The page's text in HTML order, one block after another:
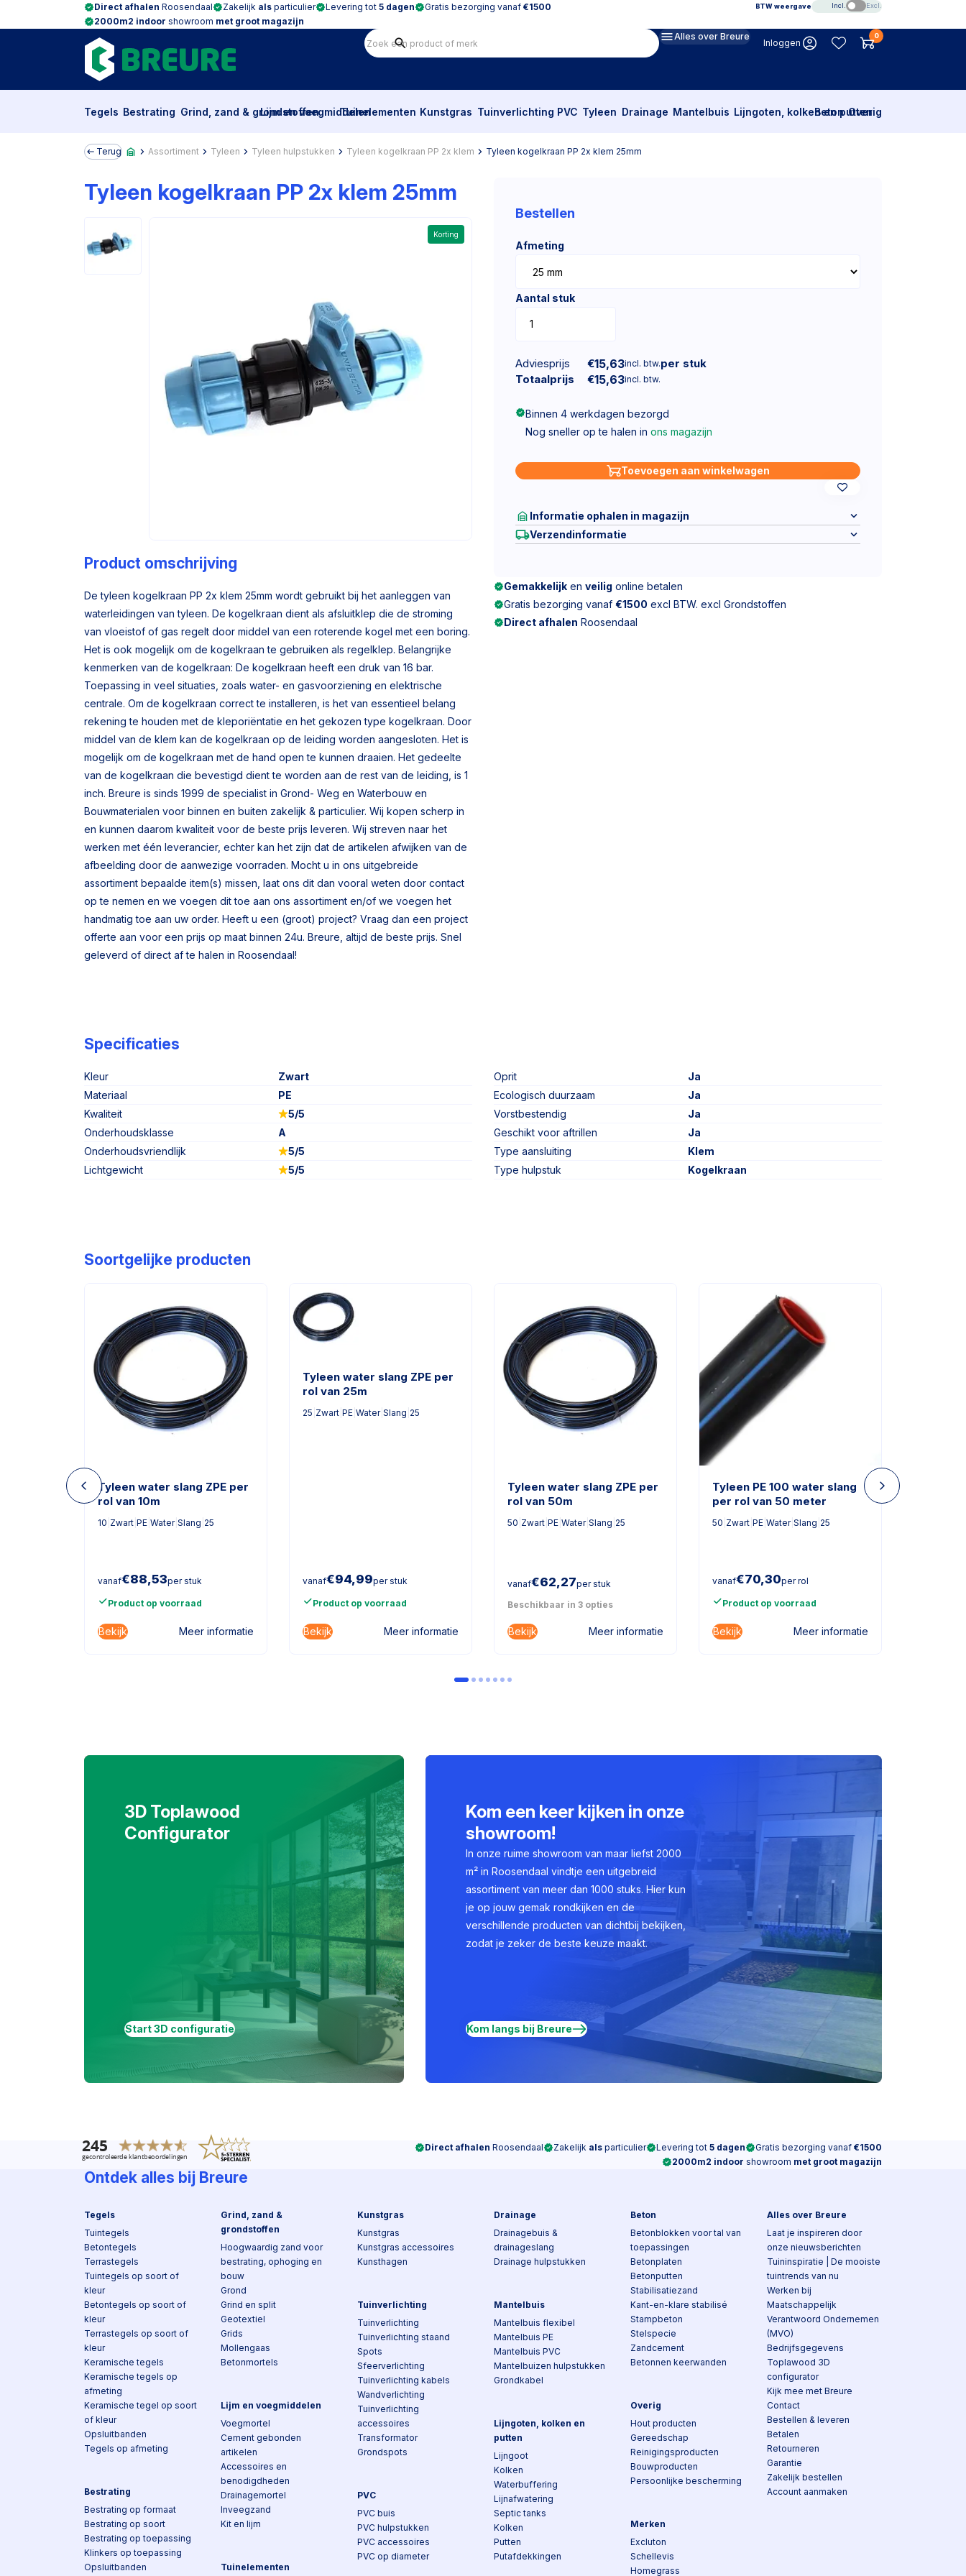
Direct afhalen Roosendaal Zakelijk als particulier Levering tot 5 dagen Gratis bezorging vanaf €1500
2000m2 indoor showroom met groot magazijn
BTW weergave Incl. Excl.
Alles over Breure
Inloggen
0
Tegels Bestrating Grind, zand & grondstoffen
Lijm en voegmiddelenTuinelementen Kunstgras Tuinverlichting PVC Tyleen Drainage Mantelbuis Lijngoten, kolken en putten
Beton Overig
Terug Assortiment Tyleen Tyleen hulpstukken Tyleen kogelkraan PP 2x klem Tyleen kogelkraan PP 2x klem 25mm
Tyleen kogelkraan PP 2x klem 25mm
Korting
Product omschrijving
De tyleen kogelkraan PP 2x klem 25mm wordt gebruikt bij het aanleggen van
waterleidingen van tyleen. De kogelkraan dient als afsluitklep die de stroming
van vloeistof of gas regelt door middel van een roterende kogel met een boring.
Het is ook mogelijk om de kogelkraan te gebruiken als regelklep. Belangrijke
kenmerken van de kogelkraan: De kogelkraan heeft een druk van 16 bar.
Toepassing in veel situaties, zoals water- en gasvoorziening en elektrische
centrale. Om de kogelkraan correct te installeren, is het van essentieel belang
rekening te houden met de kleporiëntatie en het gekozen type kogelkraan. Door
middel van de klem kan de kogelkraan op de leiding worden aangesloten. Het is
mogelijk om de kogelkraan met de hand open te kunnen draaien. Het gedeelte
van de kogelkraan die bevestigd dient te worden aan de rest van de leiding, is 1
inch. Breure is sinds 1999 de specialist in Grond- Weg en Waterbouw en
Bouwmaterialen voor binnen en buiten zakelijk & particulier. Wij kopen scherp in
en kunnen daarom kwaliteit voor de beste prijs leveren. Wij streven naar het
werken met één leverancier, echter kan het zijn dat de artikelen afwijken van de
afbeelding door de aanwezige voorraden. Mocht u in ons uitgebreide
assortiment bepaalde item(s) missen, laat ons dit dan vooral weten door contact
op te nemen en we voegen dit toe aan ons assortiment en/of we voegen het
handmatig toe aan uw order. Heeft u een (groot) project? Vraag dan een project
offerte aan voor een prijs op maat binnen 24u. Breure, altijd de beste prijs. Snel
geleverd of direct af te halen in Roosendaal!
Bestellen
Afmeting
Aantal stuk
Adviesprijs €15,63incl. btw.per stuk
Totaalprijs
€15,63incl. btw.
Binnen 4 werkdagen bezorgd
Nog sneller op te halen in ons magazijn
Toevoegen aan winkelwagen
Informatie ophalen in magazijn
Verzendinformatie
Gemakkelijk en veilig online betalen
Gratis bezorging vanaf €1500 excl BTW. excl Grondstoffen
Direct afhalen Roosendaal
Specificaties
Kleur
Zwart
Materiaal
PE
Kwaliteit
5/5
Onderhoudsklasse
A
Onderhoudsvriendlijk
5/5
Lichtgewicht
5/5
Oprit
Ja
Ecologisch duurzaam
Ja
Vorstbestendig
Ja
Geschikt voor aftrillen
Ja
Type aansluiting
Klem
Type hulpstuk
Kogelkraan
Soortgelijke producten
Tyleen water slang ZPE per
rol van 10m
10 Zwart PE Water| Slang 25
vanaf€88,53per stuk
Product op voorraad
Bekijk Meer informatie
Tyleen water slang ZPE per
rol van 25m
25 Zwart PE Water| Slang 25
vanaf€94,99per stuk
Product op voorraad
Bekijk Meer informatie
Tyleen water slang ZPE per
rol van 50m
50 Zwart PE Water| Slang 25
vanaf€62,27per stuk
Beschikbaar in 3 opties
Bekijk Meer informatie
Tyleen PE 100 water slang
per rol van 50 meter
50 Zwart PE Water| Slang 25
vanaf€70,30per rol
Product op voorraad
Bekijk Meer informatie
3D Toplawood
Configurator
Start 3D configuratie
Kom een keer kijken in onze
showroom!
In onze ruime showroom van maar liefst 2000
m² in Roosendaal vindtje een uitgebreid
assortiment van meer dan 1000 stuks. Hier kun
je op jouw gemak rondkijken en de
verschillende producten van dichtbij bekijken,
zodat je zeker de beste keuze maakt.
Kom langs bij Breure
Direct afhalen Roosendaal Zakelijk als particulier Levering tot 5 dagen Gratis bezorging vanaf €1500
2000m2 indoor showroom met groot magazijn
Ontdek alles bij Breure
Tegels
Tuintegels
Betontegels
Terrastegels
Tuintegels op soort of
kleur
Betontegels op soort of
kleur
Terrastegels op soort of
kleur
Keramische tegels
Keramische tegels op
afmeting
Keramische tegel op soort
of kleur
Opsluitbanden
Tegels op afmeting
Bestrating
Bestrating op formaat
Bestrating op soort
Bestrating op toepassing
Klinkers op toepassing
Opsluitbanden
Grind, zand &
grondstoffen
Hoogwaardig zand voor
bestrating, ophoging en
bouw
Grond
Grind en split
Geotextiel
Grids
Mollengaas
Betonmortels
Lijm en voegmiddelen
Voegmortel
Cement gebonden
artikelen
Accessoires en
benodigdheden
Drainagemortel
Inveegzand
Kit en lijm
Tuinelementen
Kunstgras
Kunstgras
Kunstgras accessoires
Kunsthagen
Tuinverlichting
Tuinverlichting
Tuinverlichting staand
Spots
Sfeerverlichting
Tuinverlichting kabels
Wandverlichting
Tuinverlichting
accessoires
Transformator
Grondspots
PVC
PVC buis
PVC hulpstukken
PVC accessoires
PVC op diameter
Drainage
Drainagebuis &
drainageslang
Drainage hulpstukken
Mantelbuis
Mantelbuis flexibel
Mantelbuis PE
Mantelbuis PVC
Mantelbuizen hulpstukken
Grondkabel
Lijngoten, kolken en
putten
Lijngoot
Kolken
Waterbuffering
Lijnafwatering
Septic tanks
Kolken
Putten
Putafdekkingen
Beton
Betonblokken voor tal van
toepassingen
Betonplaten
Betonputten
Stabilisatiezand
Kant-en-klare stabilisé
Stampbeton
Stelspecie
Zandcement
Betonnen keerwanden
Overig
Hout producten
Gereedschap
Reinigingsproducten
Bouwproducten
Persoonlijke bescherming
Merken
Excluton
Schellevis
Homegrass
Alles over Breure
Laat je inspireren door
onze nieuwsberichten
Tuininspiratie | De mooiste
tuintrends van nu
Werken bij
Maatschappelijk
Verantwoord Ondernemen
(MVO)
Bedrijfsgegevens
Toplawood 3D
configurator
Kijk mee met Breure
Contact
Bestellen & leveren
Betalen
Retourneren
Garantie
Zakelijk bestellen
Account aanmaken